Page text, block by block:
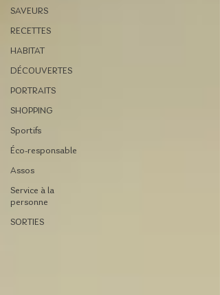
SAVEURS
RECETTES
HABITAT
DÉCOUVERTES
PORTRAITS
SHOPPING
Sportifs
Éco-responsable
Assos
Service à la
personne
SORTIES